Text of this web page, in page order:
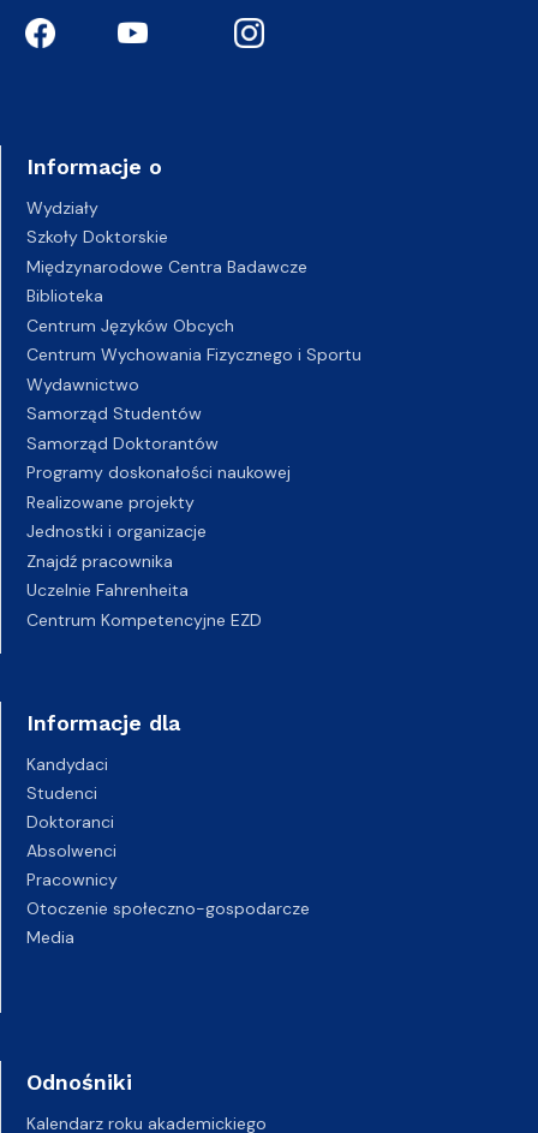
Informacje o
Wydziały
Szkoły Doktorskie
Międzynarodowe Centra Badawcze
Biblioteka
Centrum Języków Obcych
Centrum Wychowania Fizycznego i Sportu
Wydawnictwo
Samorząd Studentów
Samorząd Doktorantów
Programy doskonałości naukowej
Realizowane projekty
Jednostki i organizacje
Znajdź pracownika
Uczelnie Fahrenheita
Centrum Kompetencyjne EZD
Informacje dla
Kandydaci
Studenci
Doktoranci
Absolwenci
Pracownicy
Otoczenie społeczno-gospodarcze
Media
Odnośniki
Kalendarz roku akademickiego